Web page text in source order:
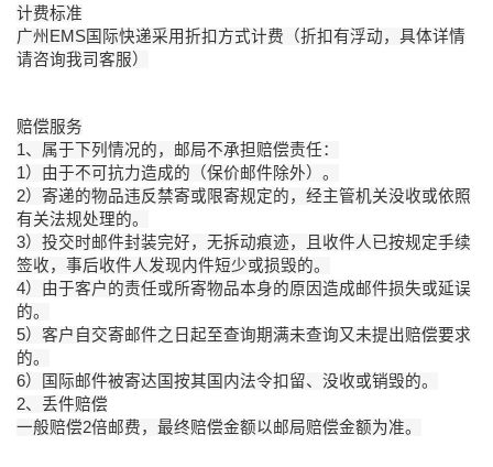
计费标准
广州EMS国际快递采用折扣方式计费（折扣有浮动，具体详情
请咨询我司客服）
赔偿服务
1、属于下列情况的，邮局不承担赔偿责任：
1）由于不可抗力造成的（保价邮件除外）。
2）寄递的物品违反禁寄或限寄规定的，经主管机关没收或依照
有关法规处理的。
3）投交时邮件封装完好，无拆动痕迹，且收件人已按规定手续
签收，事后收件人发现内件短少或损毁的。
4）由于客户的责任或所寄物品本身的原因造成邮件损失或延误
的。
5）客户自交寄邮件之日起至查询期满未查询又未提出赔偿要求
的。
6）国际邮件被寄达国按其国内法令扣留、没收或销毁的。
2、丢件赔偿
一般赔偿2倍邮费，最终赔偿金额以邮局赔偿金额为准。